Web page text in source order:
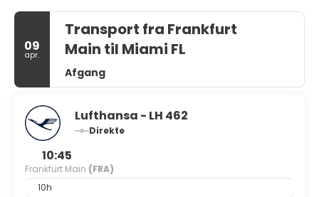
09
apr.
Transport fra Frankfurt
Main til Miami FL
Afgang
Lufthansa - LH 462
Direkte
10:45
Frankfurt Main (FRA)
10h